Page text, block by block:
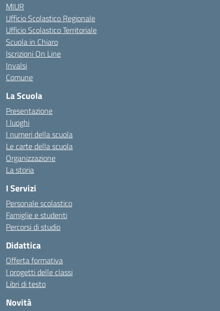
MIUR
Ufficio Scolastico Regionale
Ufficio Scolastico Territoriale
Scuola in Chiaro
Iscrizioni On Line
Invalsi
Comune
La Scuola
Presentazione
I luoghi
I numeri della scuola
Le carte della scuola
Organizzazione
La storia
I Servizi
Personale scolastico
Famiglie e studenti
Percorsi di studio
Didattica
Offerta formativa
I progetti delle classi
Libri di testo
Novità